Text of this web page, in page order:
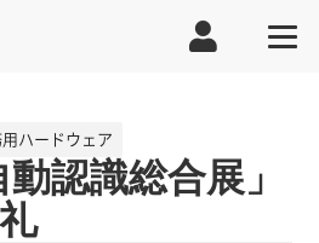
用ハードウェア
動認識総合展」